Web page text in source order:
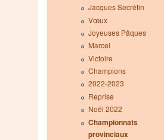
Jacques Secrétin
Vœux
Joyeuses Pâques
Marcel
Victoire
Champions
2022-2023
Reprise
Noël 2022
Championnats
provinciaux